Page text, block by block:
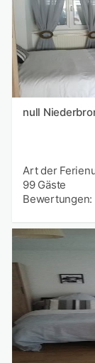
null
Art der
99 Gäste
Bewertungen: